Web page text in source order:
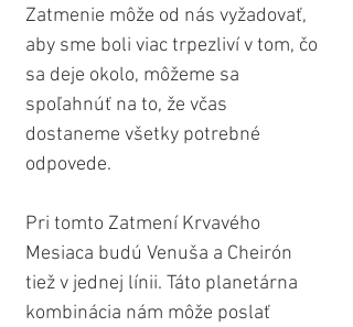
Zatmenie môže od nás vyžadovať,
aby sme boli viac trpezliví v tom, čo
sa deje okolo, môžeme sa
spoľahnúť na to, že včas
dostaneme všetky potrebné
odpovede.
Pri tomto Zatmení Krvavého
Mesiaca budú Venuša a Cheirón
tiež v jednej línii. Táto planetárna
kombinácia nám môže poslať